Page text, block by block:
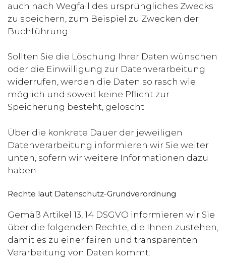
auch nach Wegfall des ursprüngliches Zwecks
zu speichern, zum Beispiel zu Zwecken der
Buchführung.
Sollten Sie die Löschung Ihrer Daten wünschen
oder die Einwilligung zur Datenverarbeitung
widerrufen, werden die Daten so rasch wie
möglich und soweit keine Pflicht zur
Speicherung besteht, gelöscht.
Über die konkrete Dauer der jeweiligen
Datenverarbeitung informieren wir Sie weiter
unten, sofern wir weitere Informationen dazu
haben.
Rechte laut Datenschutz-Grundverordnung
Gemäß Artikel 13, 14 DSGVO informieren wir Sie
über die folgenden Rechte, die Ihnen zustehen,
damit es zu einer fairen und transparenten
Verarbeitung von Daten kommt: